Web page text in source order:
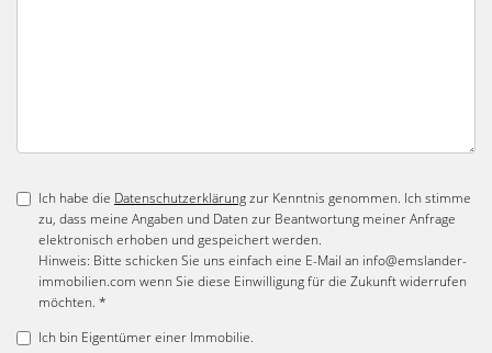
Ich habe die Datenschutzerklärungzur Kenntnis genommen. Ich stimme
zu, dass meine Angaben und Daten zur Beantwortung meiner Anfrage
elektronisch erhoben und gespeichert werden.
Hinweis: Bitte schicken Sie uns einfach eine E-Mail an info@emslander-
immobilien.com wenn Sie diese Einwilligung für die Zukunft widerrufen
möchten. *
Ich bin Eigentümer einer Immobilie.